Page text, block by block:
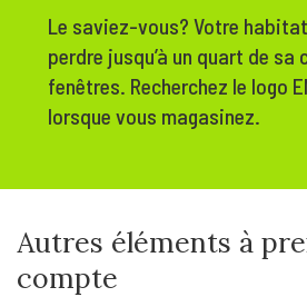
Le saviez-vous? Votre
perdre jusqu’à un quart de sa
fenêtres. Recherchez le logo
lorsque vous magasinez.
Autres éléments à
compte